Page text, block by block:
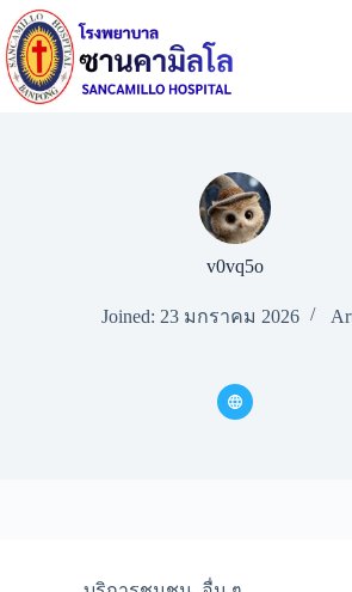
v0vq5o
Joined: 23 มกราคม 2026